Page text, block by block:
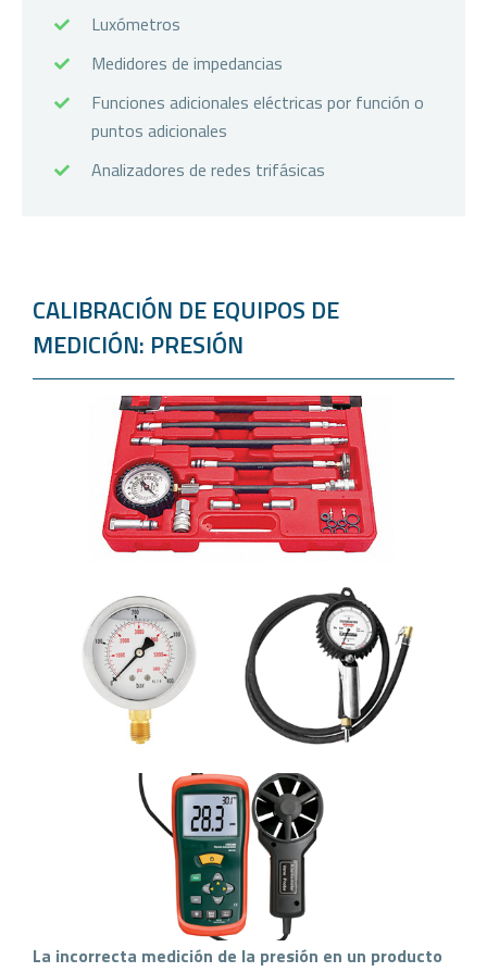
Luxómetros
Medidores de impedancias
Funciones adicionales eléctricas por función o
puntos adicionales
Analizadores de redes trifásicas
CALIBRACIÓN DE EQUIPOS DE
MEDICIÓN: PRESIÓN
La incorrecta medición de la presión en un producto